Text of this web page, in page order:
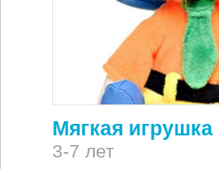
Мягкая
3-7 лет